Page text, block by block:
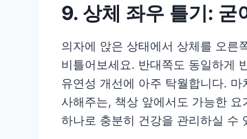
9. 상체 좌우 틀기: 굳
의자에 앉은 상태에서 상체를 오른
비틀어보세요. 반대쪽도 동일하게
유연성 개선에 아주 탁월합니다.
사해주는, 책상 앞에서도 가능한
하나로 충분히 건강을 관리하실 수